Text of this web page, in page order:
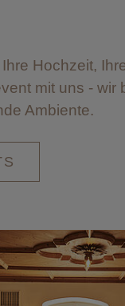
Hochzeit,
mit uns - wir
Ambiente.